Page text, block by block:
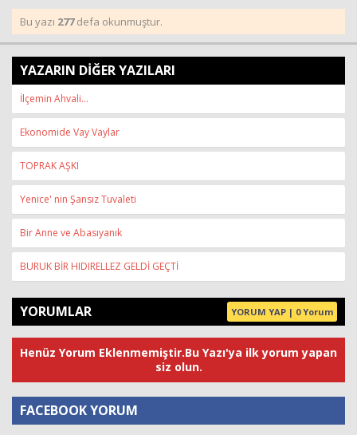
Bu yazı 277defa okunmuştur.
YAZARIN DİĞER YAZILARI
İlçemin Ahvali…
Ekonomide Vay Vaylar
TOPRAK AŞKI
Yenice' nin Şansız Tuvaleti
Bir Anne ve Abasıyanık
BURUK BİR HIDIRELLEZ GELDİ GEÇTİ
YORUMLAR YORUM YAP | 0 Yorum
Henüz Yorum Eklenmemiştir.Bu Yazı'ya ilk yorum yapan
siz olun.
FACEBOOK YORUM